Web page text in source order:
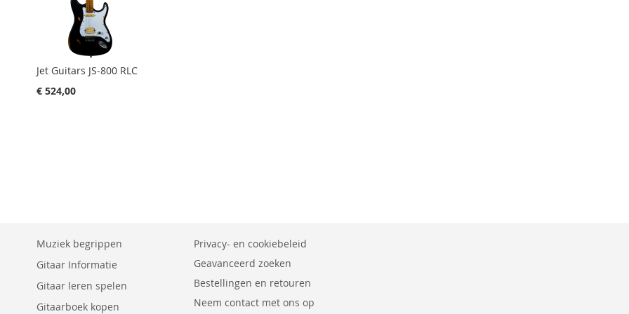
Jet Guitars JS-800 RLC
€ 524,00
Muziek begrippen
Gitaar Informatie
Gitaar leren spelen
Gitaarboek kopen
Privacy- en cookiebeleid
Geavanceerd zoeken
Bestellingen en retouren
Neem contact met ons op